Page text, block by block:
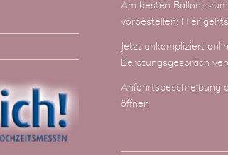
Am besten Ballons
vorbestellen: Hier
Jetzt unkompliziert
Beratungsgespräch
Anfahrtsbeschreibung
öffnen